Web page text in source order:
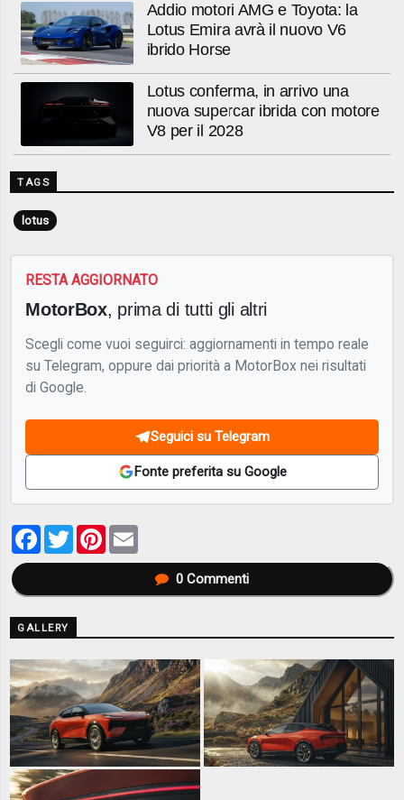
Addio motori AMG e Toyota: la
Lotus Emira avrà il nuovo V6
ibrido Horse
Lotus conferma, in arrivo una
nuova supercar ibrida con motore
V8 per il 2028
TAGS
lotus
RESTA AGGIORNATO
MotorBox, prima di tutti gli altri
Scegli come vuoi seguirci: aggiornamenti in tempo reale
su Telegram, oppure dai priorità a MotorBox nei risultati
di Google.
Seguici su Telegram
Fonte preferita su Google
Facebook
TwitterPinterest
0Commenti
GALLERY